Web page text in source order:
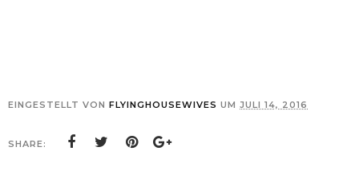
EINGESTELLT VON FLYINGHOUSEWIVES UM JULI 14, 2016
SHARE: